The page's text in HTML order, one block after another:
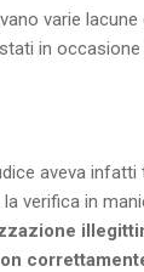
varie
in
aveva infatti
verifica in